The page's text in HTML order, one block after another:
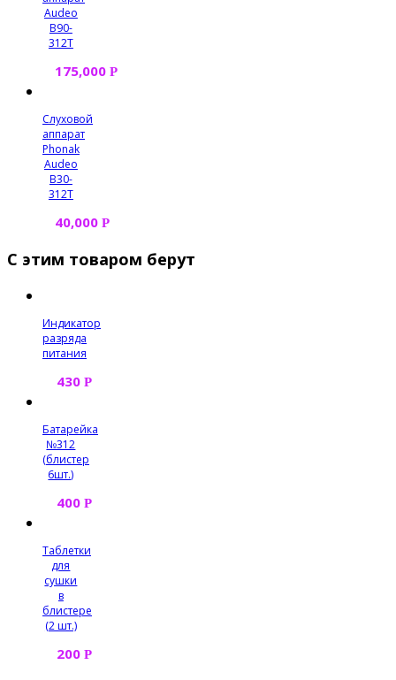
Audeo
B90-
312T
175,000 Р
Слуховой
аппарат
Phonak
Audeo
B30-
312T
40,000 Р
С этим товаром берут
Индикатор
разряда
питания
430 Р
Батарейка
№312
(блистер
6шт.)
400 Р
Таблетки
для
сушки
в
блистере
(2 шт.)
200 Р